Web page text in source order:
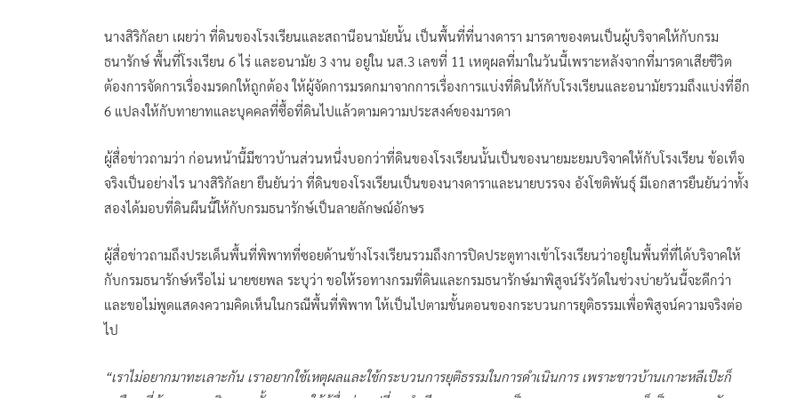
นางสิริกัลยา เผยว่า ที่ดินของโรงเรียนและสถานีอนามัยนั้น เป็นพื้นที่ที่นางดารา มารดาของตนเป็นผู้บริจาคให้กับกรม
ธนารักษ์ พื้นที่โรงเรียน 6 ไร่ และอนามัย 3 งาน อยู่ใน นส.3 เลขที่ 11 เหตุผลที่มาในวันนี้เพราะหลังจากที่มารดาเสียชีวิต
ต้องการจัดการเรื่องมรดกให้ถูกต้อง ให้ผู้จัดการมรดกมาจากการเรื่องการแบ่งที่ดินให้กับโรงเรียนและอนามัยรวมถึงแบ่งที่อีก
6 แปลงให้กับทายาทและบุคคลที่ซื้อที่ดินไปแล้วตามความประสงค์ของมารดา
ผู้สื่อข่าวถามว่า ก่อนหน้านี้มีชาวบ้านส่วนหนึ่งบอกว่าที่ดินของโรงเรียนนั้นเป็นของนายมะยมบริจาคให้กับโรงเรียน ข้อเท็จ
จริงเป็นอย่างไร นางสิริกัลยา ยืนยันว่า ที่ดินของโรงเรียนเป็นของนางดาราและนายบรรจง อังโชติพันธุ์ มีเอกสารยืนยันว่าทั้ง
สองได้มอบที่ดินผืนนี้ให้กับกรมธนารักษ์เป็นลายลักษณ์อักษร
ผู้สื่อข่าวถามถึงประเด็นพื้นที่พิพาทที่ซอยด้านข้างโรงเรียนรวมถึงการปิดประตูทางเข้าโรงเรียนว่าอยู่ในพื้นที่ที่ได้บริจาคให้
กับกรมธนารักษ์หรือไม่ นายชยพล ระบุว่า ขอให้รอทางกรมที่ดินและกรมธนารักษ์มาพิสูจน์รังวัดในช่วงบ่ายวันนี้จะดีกว่า
และขอไม่พูดแสดงความคิดเห็นในกรณีพื้นที่พิพาท ให้เป็นไปตามขั้นตอนของกระบวนการยุติธรรมเพื่อพิสูจน์ความจริงต่อ
ไป
“เราไม่อยากมาทะเลาะกัน เราอยากใช้เหตุผลและใช้กระบวนการยุติธรรมในการดำเนินการ เพราะชาวบ้านเกาะหลีเป๊ะก็